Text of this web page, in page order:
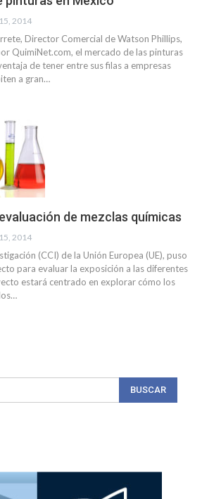
2014
Director Comercial de Watson Phillips,
QuimiNet.com, el mercado de las pinturas
de tener entre sus filas a empresas
a gran…
de mezclas químicas
2014
(CCI) de la Unión Europea (UE), puso
para evaluar la exposición a las diferentes
estará centrado en explorar cómo los